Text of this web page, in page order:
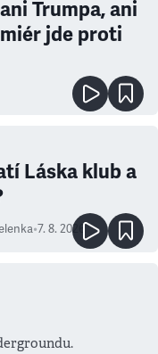
Trumpa, ani
jde proti
Láska klub a
•7. 8. 2026